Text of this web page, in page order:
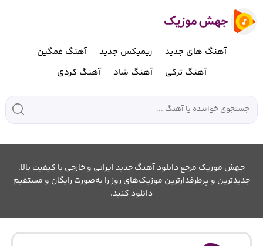
آهنگ های جدید ریمیکس جدید
آهنگ غمگین
آهنگ ترکی
آهنگ شاد آهنگ کردی
جهش موزیک مرجع دانلود آهنگ جدید ایرانی و خارجی با کیفیت بالا.
جدیدترین و پرطرفدارترین موزیک‌های روز را به‌صورت رایگان و مستقیم
دانلود کنید.